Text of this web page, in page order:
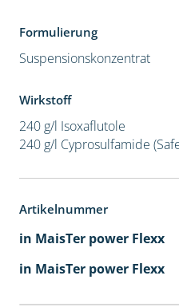
Formulierung
Suspensionskonzentrat
Wirkstoff
240 g/l Isoxaflutole
240 g/l Cyprosulfamide
Artikelnummer
in MaisTer power Flexx
in MaisTer power Flexx